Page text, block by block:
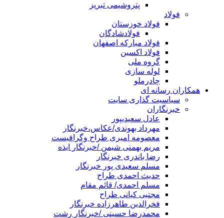
پتروشیمی تبریز
فولاد
فولاد خوزستان
فولادشادگان
فولاد مبارکه اصفهان
فولاد اکسین
گروه ملی
لوله سازی
چادرملو
همکاران رسانه ای
سیاسیت گذاری سایت
خبرنگاران
عادل سعیدیپور
مهرداد بهوندی/عکاس،خبرنگار
معصومه امیری طراح وگرافیست
مریم بهمنی شیمن /خبرنگار ایذه
رضا باندری خبرنگار
مسلم سعیدی پور خبرنگار
حدیث احمدی طراح
مسلم احمدی/ قائم مقام
مجتبی کیانی طراح
فخرالدین طاهرزاده خبرنگار
محمدرضا حسینی /خبرنگار رشت